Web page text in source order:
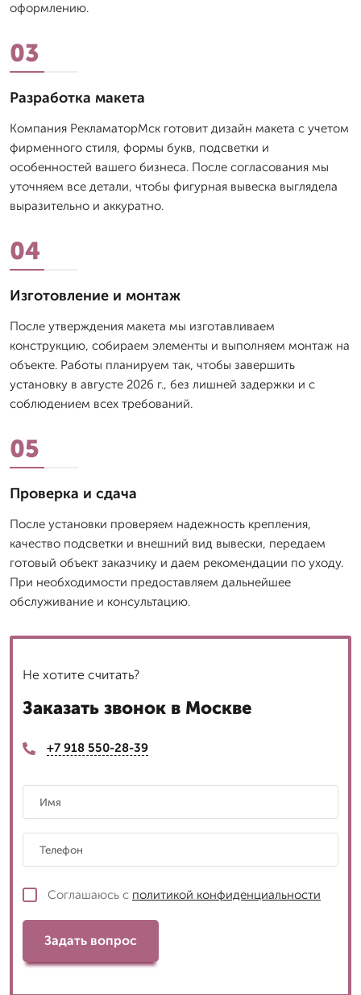
оформлению.
03
Разработка макета
Компания РекламаторМск готовит дизайн макета с учетом
фирменного стиля, формы букв, подсветки и
особенностей вашего бизнеса. После согласования мы
уточняем все детали, чтобы фигурная вывеска выглядела
выразительно и аккуратно.
04
Изготовление и монтаж
После утверждения макета мы изготавливаем
конструкцию, собираем элементы и выполняем монтаж на
объекте. Работы планируем так, чтобы завершить
установку в августе 2026 г., без лишней задержки и с
соблюдением всех требований.
05
Проверка и сдача
После установки проверяем надежность крепления,
качество подсветки и внешний вид вывески, передаем
готовый объект заказчику и даем рекомендации по уходу.
При необходимости предоставляем дальнейшее
обслуживание и консультацию.
Не хотите считать?
Заказать звонок в Москве
+7 918 550-28-39
Соглашаюсь с политикой конфиденциальности
Задать вопрос